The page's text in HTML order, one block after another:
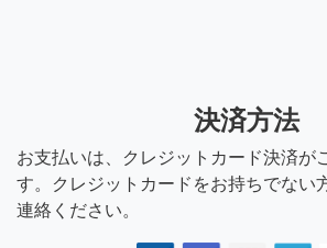
決済方法
お支払いは、クレジットカード決済が
す。クレジットカードをお持ちでない
連絡ください。